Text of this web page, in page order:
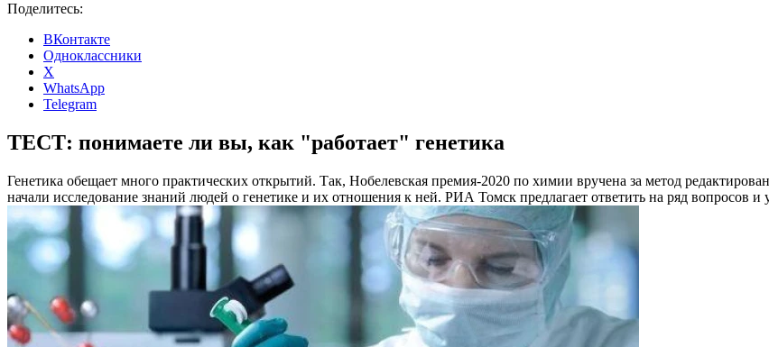
Поделитесь:
ВКонтакте
Одноклассники
X
WhatsApp
Telegram
ТЕСТ: понимаете ли вы, как "работает" генетика
Генетика обещает много практических открытий. Так, Нобелевская премия-2020 по химии вручена за метод
начали исследование знаний людей о генетике и их отношения к ней. РИА Томск предлагает ответить на ряд вопросов и